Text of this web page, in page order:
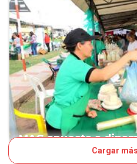
MAG apuesta a
Cargar